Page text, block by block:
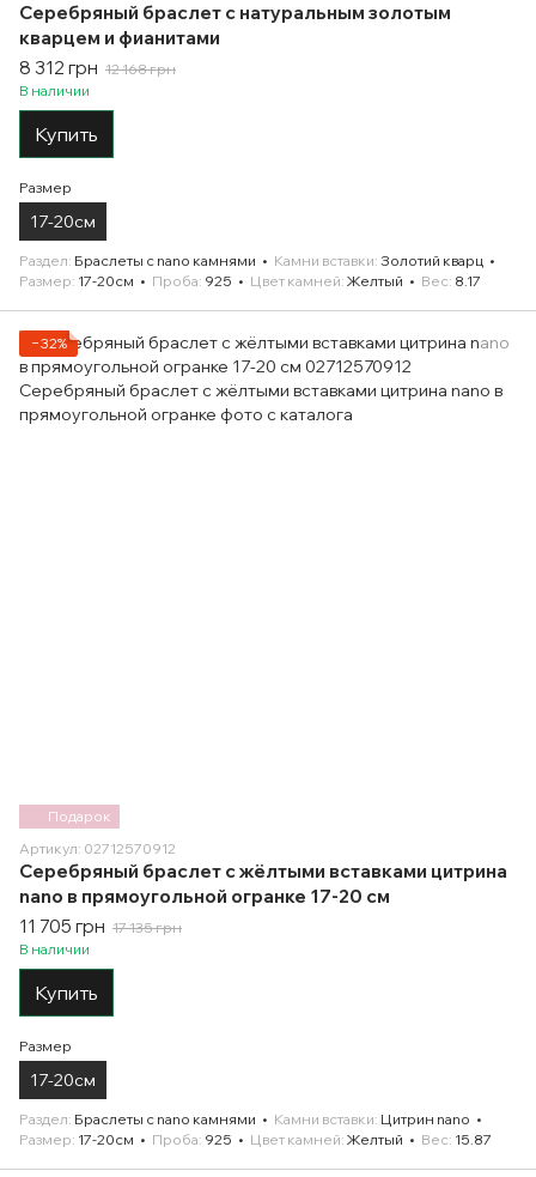
Серебряный браслет с натуральным золотым
кварцем и фианитами
8 312 грн 12 168 грн
В наличии
Купить
Размер
17-20см
Раздел Браслеты с nano камнями Камни вставки Золотий кварц
Размер 17-20см Проба 925 Цвет камней Желтый Вес 8.17
Подарок
−32%
Артикул: 02712570912
Серебряный браслет с жёлтыми вставками цитрина
nano в прямоугольной огранке 17-20 см
11 705 грн 17 135 грн
В наличии
Купить
Размер
17-20см
Раздел Браслеты с nano камнями Камни вставки Цитрин nano
Размер 17-20см Проба 925 Цвет камней Желтый Вес 15.87